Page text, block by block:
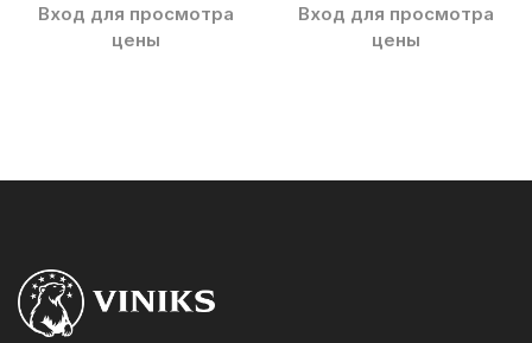
Вход для просмотра
цены
Вход для просмотра
цены